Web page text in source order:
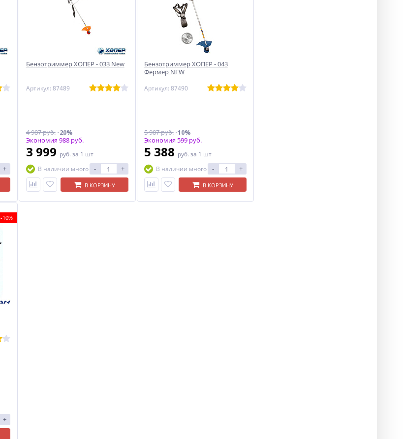
+
Бензотриммер ХОПЕР - 033 New
Артикул: 87489
4 987 руб.-20%
Экономия 988 руб.
3 999 руб. за 1 шт
В наличии много
- +
В КОРЗИНУ
Бензотриммер ХОПЕР - 043
Фермер NEW
Артикул: 87490
5 987 руб.-10%
Экономия 599 руб.
5 388 руб. за 1 шт
В наличии много
- +
В КОРЗИНУ
-10%
+